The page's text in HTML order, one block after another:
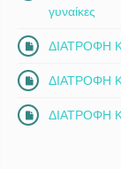
γυναίκες
ΔΙΑΤΡΟΦΗ
ΔΙΑΤΡΟΦΗ
ΔΙΑΤΡΟΦΗ